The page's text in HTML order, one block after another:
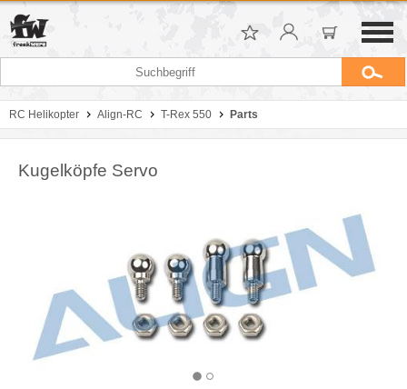
RC Helikopter Align-RC T-Rex 550 Parts
Kugelköpfe Servo